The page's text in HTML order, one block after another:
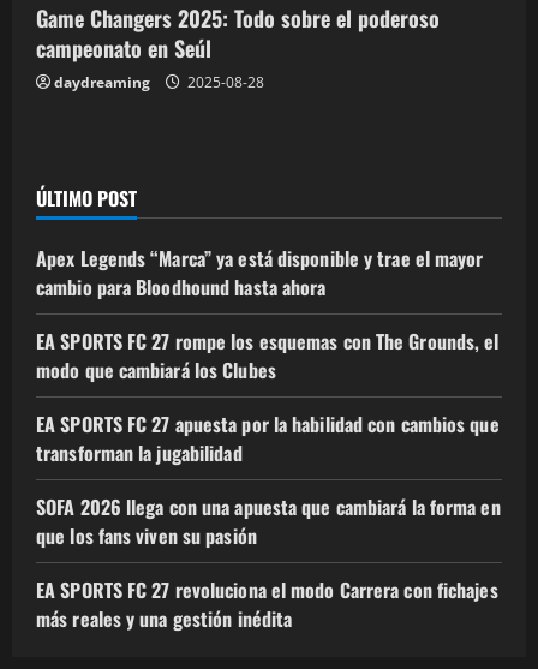
Game Changers 2025: Todo sobre el poderoso
campeonato en Seúl
daydreaming 2025-08-28
ÚLTIMO POST
Apex Legends “Marca” ya está disponible y trae el mayor
cambio para Bloodhound hasta ahora
EA SPORTS FC 27 rompe los esquemas con The Grounds, el
modo que cambiará los Clubes
EA SPORTS FC 27 apuesta por la habilidad con cambios que
transforman la jugabilidad
SOFA 2026 llega con una apuesta que cambiará la forma en
que los fans viven su pasión
EA SPORTS FC 27 revoluciona el modo Carrera con fichajes
más reales y una gestión inédita